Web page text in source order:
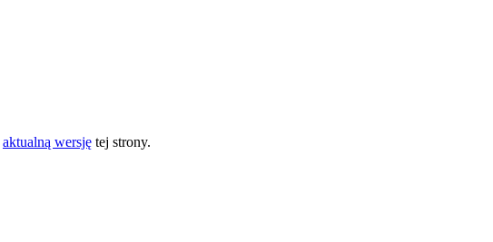
aktualną wersję tej strony.